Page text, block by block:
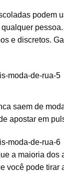
podem
e discretos.
saem de
apostar em
a maioria dos
você pode